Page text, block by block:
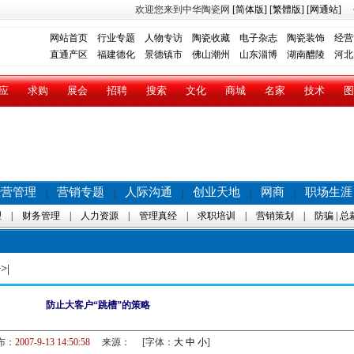
欢迎您来到中华陶瓷网 [简体版] [繁體版] [网通站]
网站首页 行业专题 人物专访 陶瓷收藏 电子杂志 陶瓷装饰
经
直通产区 福建德化 景德镇市 佛山潮州 山东淄博 湖南醴陵 河
求购 展会 招聘 搜索 文化 商城 名家 技术
管理 营销专题 人际沟通 创业天地 网商 职场生涯
财务管理 人力资源 管理真经 求职培训 营销策划 防骗 总
防止大客户“跳槽”的策略
： 2007-9-13 14:50:58来源： [字体： 大 中 小]